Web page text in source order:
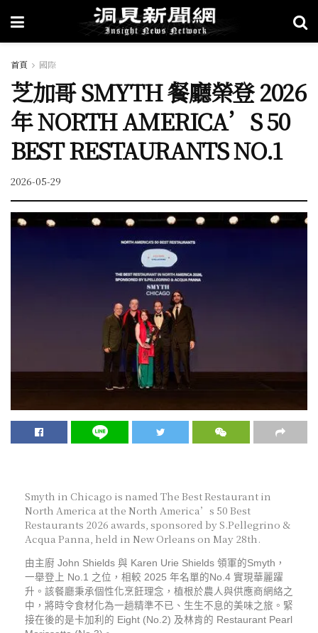
首頁 國際
芝加哥 SMYTH 餐廳榮登 2026
年 NORTH AMERICA’S 50
BEST RESTAURANTS NO.1
2026-05-29
Smyth in Chicago is named The Best Restaurant in
North America at the North America’s 50 Best
Restaurants 2026 awards, sponsored by S.Pellegrino &
Acqua Panna, held in New Orleans on May 28th.
由主廚 John Shields 與 Karen Urie Shields 領軍的Smyth，
一舉登上 No.1 之位，相較 2025 年名單的No.4 實現華麗躍
升。該餐廳秉承個性化烹飪理念，植根於農人與供應商網絡之
中，將時令食材化為一趟精準不已、生生不息的美味之旅。緊
接在後的是卡加利的 Eight (No.2) 及林肯的 Restaurant Pearl